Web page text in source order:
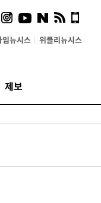
임뉴시스 위클리뉴시스
제보
마트폰 액세서리에
했다